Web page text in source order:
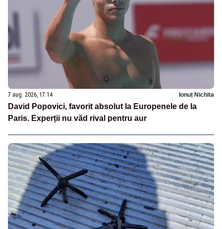
7 aug. 2026, 17:14 Ionuț Nichita
David Popovici, favorit absolut la Europenele de la
Paris. Experții nu văd rival pentru aur